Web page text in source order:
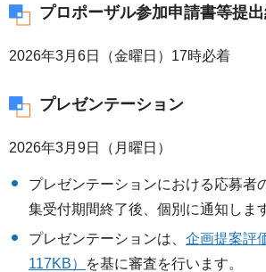
プロポーザル参加申請書等提出
2026年3月6日（金曜日）17時必着
プレゼンテーション
2026年3月9日（月曜日）
プレゼンテーションにおける応募者
集受付期間終了後、個別に通知しま
プレゼンテーションは、 企画提案評
117KB）
を基に審査を行います。